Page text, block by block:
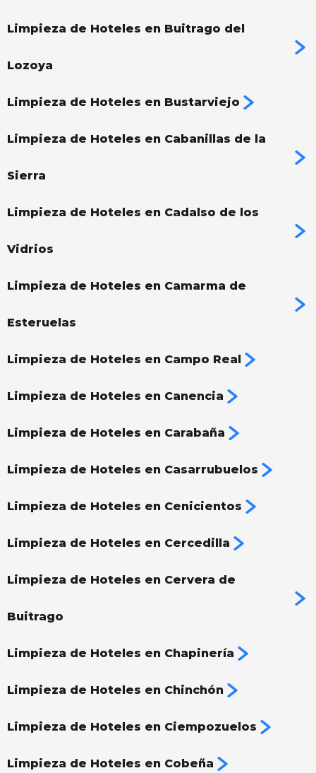
Limpieza de Hoteles en Buitrago del
Lozoya
Limpieza de Hoteles en Bustarviejo
Limpieza de Hoteles en Cabanillas de la
Sierra
Limpieza de Hoteles en Cadalso de los
Vidrios
Limpieza de Hoteles en Camarma de
Esteruelas
Limpieza de Hoteles en Campo Real
Limpieza de Hoteles en Canencia
Limpieza de Hoteles en Carabaña
Limpieza de Hoteles en Casarrubuelos
Limpieza de Hoteles en Cenicientos
Limpieza de Hoteles en Cercedilla
Limpieza de Hoteles en Cervera de
Buitrago
Limpieza de Hoteles en Chapinería
Limpieza de Hoteles en Chinchón
Limpieza de Hoteles en Ciempozuelos
Limpieza de Hoteles en Cobeña